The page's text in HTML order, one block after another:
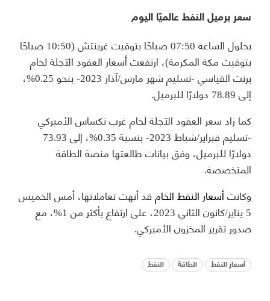
سعر برميل النفط عالميًا اليوم
بحلول الساعة 07:50 صباحًا بتوقيت غرينتش (10:50 صباحًا
بتوقيت مكة المكرمة)، ارتفعت أسعار العقود الآجلة لخام
برنت القياسي -تسليم شهر مارس/آذار 2023- بنحو 0.25%،
إلى 78.89 دولارًا للبرميل.
كما زاد سعر العقود الآجلة لخام غرب تكساس الأميركي
-تسليم فبراير/شباط 2023- بنسبة 0.35%، إلى 73.93
دولارًا للبرميل، وفق بيانات طالعتها منصة الطاقة
المتخصصة.
وكانتأسعار النفط الخامقد أنهت تعاملاتها، أمس الخميس
5 يناير/كانون الثاني 2023، على ارتفاع بأكثر من 1%، مع
صدور تقرير المخزون الأميركي.
أسعار النفط الطاقة النفط